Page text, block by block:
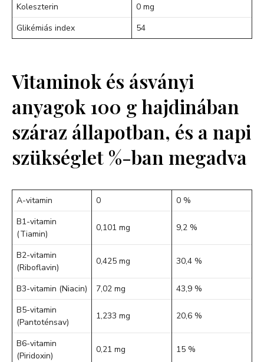
Koleszterin
0 mg
Glikémiás index
54
Vitaminok és ásványi
anyagok 100 g hajdinában
száraz állapotban, és a napi
szükséglet %-ban megadva
A-vitamin 0
0 %
B1-vitamin
(Tiamin)
0,101 mg 9,2 %
B2-vitamin
(Riboflavin)
0,425 mg 30,4 %
B3-vitamin (Niacin) 7,02 mg
43,9 %
B5-vitamin
(Pantoténsav)
1,233 mg 20,6 %
B6-vitamin
(Piridoxin)
0,21 mg 15 %